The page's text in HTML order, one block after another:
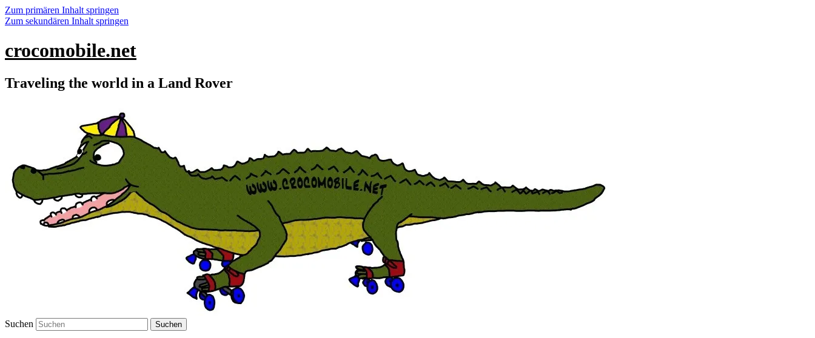
Zum primären Inhalt springen
Zum sekundären Inhalt springen
crocomobile.net
Traveling the world in a Land Rover
Suchen